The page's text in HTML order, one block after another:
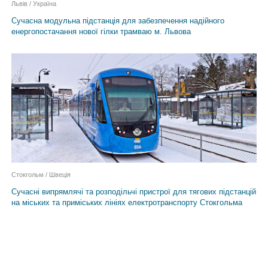
Сучасна модульна підстанція для забезпечення надійного
енергопостачання нової гілки трамваю м. Львова
Львів / Україна
Сучасні випрямлячі та розподільчі пристрої для тягових підстанцій
на міських та приміських лініях електротранспорту Стокгольма
Стокгольм / Швецiя